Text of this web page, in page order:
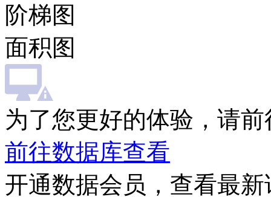
阶梯图
面积图
为了您更好的体验，请
前往数据库查看
开通数据会员，查看最